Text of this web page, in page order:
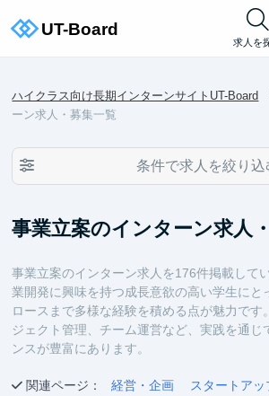
求人を
ハイクラス向け長期インターンサイトUT-Board
ーン求人・募集一覧
条件で求人を絞り込
事業立案のインターン求人
事業立案のインターン求人を176件掲載して
業開発に興味を持つ成長意欲の高い学生にと
ロースまで多様な経験を積める点が魅力です
ジェクト管理、チーム運営など、実践を通じ
ンスが豊富にあります。
関連ページ： 経営・企画 スタートアッ